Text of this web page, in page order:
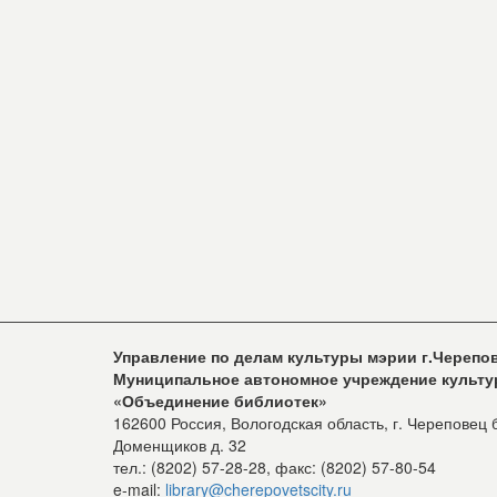
Управление по делам культуры мэрии
Муниципальное автономное учреждение
«Объединение библиотек»
162600 Россия, Вологодская область, г. Череповец
Доменщиков д. 32
тел.: (8202) 57-28-28, факс: (8202) 57-80-54
e-mail: library@cherepovetscity.ru